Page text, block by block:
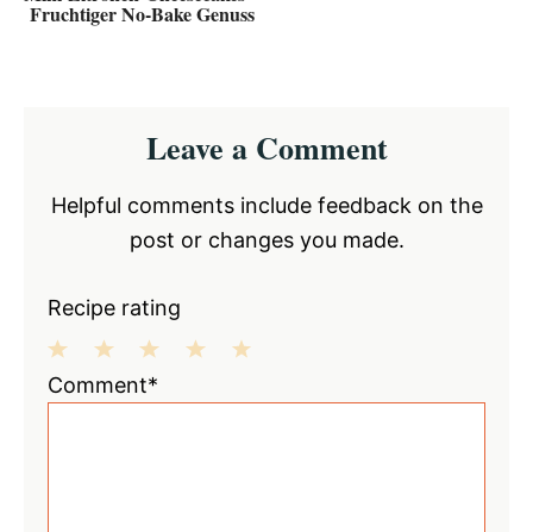
Fruchtiger No-Bake Genuss
InteractionsLeave a Comment
Helpful comments include feedback on the
post or changes you made.
Recipe rating
3
2
1
Comment*